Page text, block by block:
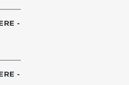
-
-